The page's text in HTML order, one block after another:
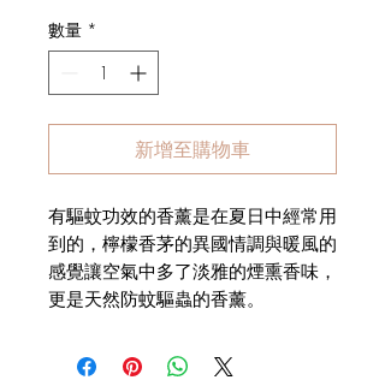
數量 *
新增至購物車
有驅蚊功效的香薰是在夏日中經常用
到的，檸檬香茅的異國情調與暖風的
感覺讓空氣中多了淡雅的煙熏香味，
更是天然防蚊驅蟲的香薰。